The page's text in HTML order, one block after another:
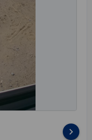
keyboard_arrow_right